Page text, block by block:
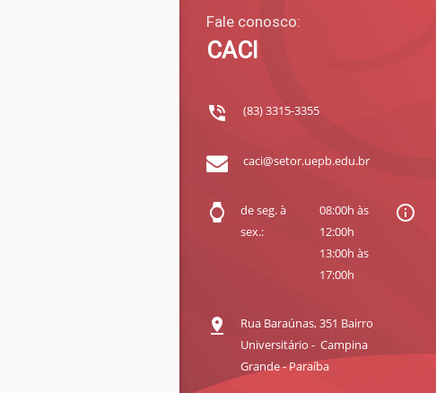
Fale conosco:
CACI
(83) 3315-3355
caci@setor.uepb.edu.br
de seg. à
sex.:
08:00h às
12:00h
13:00h às
17:00h
Rua Baraúnas, 351 Bairro
Universitário - Campina
Grande - Paraíba